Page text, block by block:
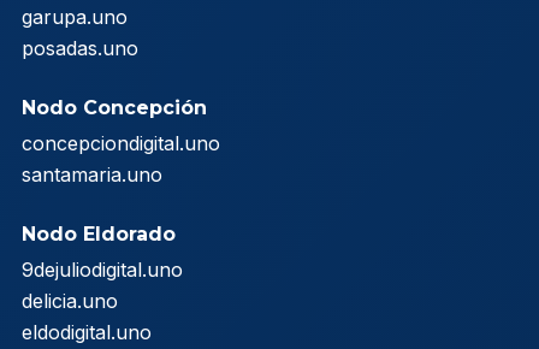
garupa.uno
posadas.uno
Nodo Concepción
concepciondigital.uno
santamaria.uno
Nodo Eldorado
9dejuliodigital.uno
delicia.uno
eldodigital.uno